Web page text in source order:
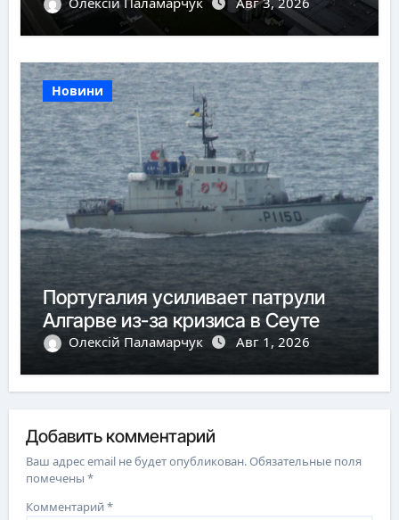
Новини
Португалия усиливает патрули
Алгарве из-за кризиса в Сеуте
Олексій Паламарчук Авг 1, 2026
Добавить комментарий
Ваш адрес email не будет опубликован.Обязательные поля
помечены*
Комментарий*